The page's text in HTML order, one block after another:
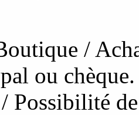
/
ou chèque.
Possibilité